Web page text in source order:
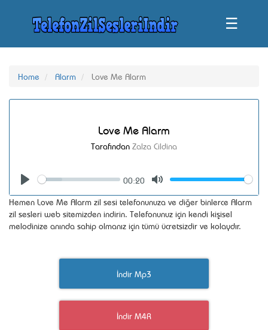
☰
Home Alarm Love Me Alarm
Love Me Alarm
Tarafından Zalza Cildina
Seek
00:20
Volume
Hemen Love Me Alarm zil sesi telefonunuza ve diğer binlerce Alarm
zil sesleri web sitemizden indirin. Telefonunuz için kendi kişisel
melodinize anında sahip olmanız için tümü ücretsizdir ve kolaydır.
İndir Mp3
İndir M4R